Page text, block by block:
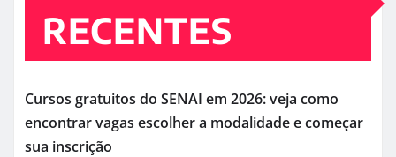
RECENTES
Cursos gratuitos do SENAI em 2026: veja como
encontrar vagas escolher a modalidade e começar
sua inscrição